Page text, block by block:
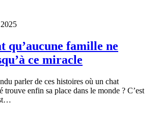
qu’aucune famille ne
ce miracle
parler de ces histoires où un chat
trouve enfin sa place dans le monde ? C’est